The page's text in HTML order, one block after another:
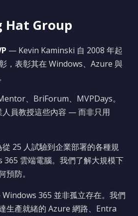
Hat Group
— Kevin Kaminski 自 2008 年起
，表彰其在 Windows、Azure 與
、BriForum、MVPDays。
員教授這些內容 — 而非只用
25 人試驗到企業部署的各種規
365 雲端電腦。我們了解大規模下
預防。
365 並非孤立存在。我們
生產就緒的 Azure 網路、Entra